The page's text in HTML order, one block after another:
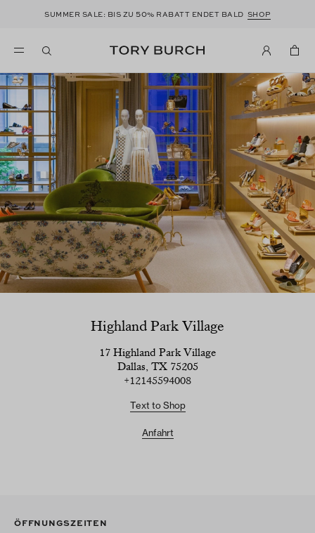
SUMMER SALE: BIS ZU50% RABATT ENDET BALD SHOP
Highland Park Village
17 Highland Park Village
Dallas, TX 75205
+12145594008
Text to Shop
Anfahrt
ÖFFNUNGSZEITEN